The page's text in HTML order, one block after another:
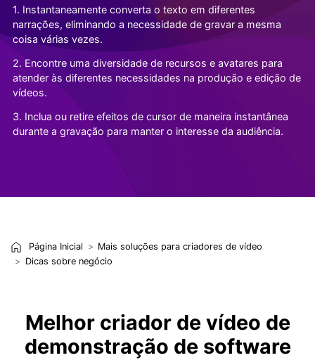
Suporte
Todos os recursos de IA >
Blog
Mais Soluções >
Começe a Usar
Suporte
TESTE GRÁTIS COMPRE AGORA
Entrar
1. Instantaneamente converta o texto em diferentes
narrações, eliminando a necessidade de gravar a mesma
coisa várias vezes.
2. Encontre uma diversidade de recursos e avatares para
atender às diferentes necessidades na produção e edição de
vídeos.
3. Inclua ou retire efeitos de cursor de maneira instantânea
durante a gravação para manter o interesse da audiência.
Página Inicial
Mais soluções para criadores de vídeo
Dicas sobre negócio
Melhor criador de vídeo de
demonstração de software